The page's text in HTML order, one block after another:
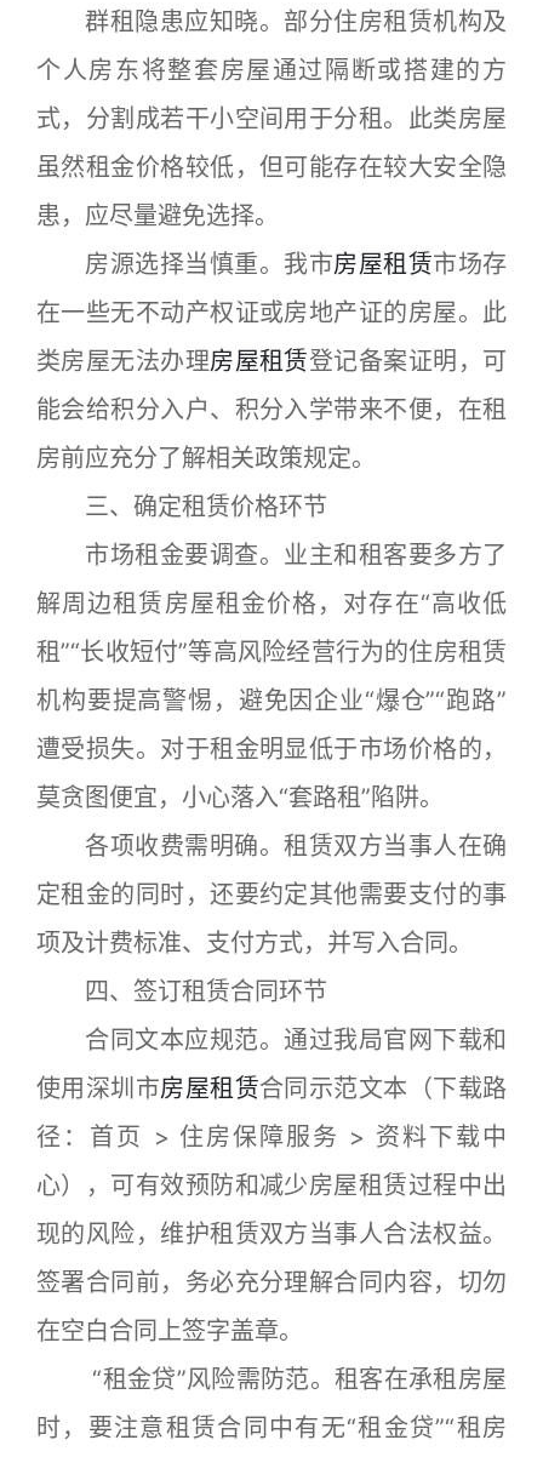
群租隐患应知晓。部分住房租赁机构及
个人房东将整套房屋通过隔断或搭建的方
式，分割成若干小空间用于分租。此类房屋
虽然租金价格较低，但可能存在较大安全隐
患，应尽量避免选择。
房源选择当慎重。我市房屋租赁市场存
在一些无不动产权证或房地产证的房屋。此
类房屋无法办理房屋租赁登记备案证明，可
能会给积分入户、积分入学带来不便，在租
房前应充分了解相关政策规定。
三、确定租赁价格环节
市场租金要调查。业主和租客要多方了
解周边租赁房屋租金价格，对存在“高收低
租”“长收短付”等高风险经营行为的住房租赁
机构要提高警惕，避免因企业“爆仓”“跑路”
遭受损失。对于租金明显低于市场价格的，
莫贪图便宜，小心落入“套路租”陷阱。
各项收费需明确。租赁双方当事人在确
定租金的同时，还要约定其他需要支付的事
项及计费标准、支付方式，并写入合同。
四、签订租赁合同环节
合同文本应规范。通过我局官网下载和
使用深圳市房屋租赁合同示范文本（下载路
径：首页 > 住房保障服务 > 资料下载中
心），可有效预防和减少房屋租赁过程中出
现的风险，维护租赁双方当事人合法权益。
签署合同前，务必充分理解合同内容，切勿
在空白合同上签字盖章。
“租金贷”风险需防范。租客在承租房屋
时，要注意租赁合同中有无“租金贷”“租房